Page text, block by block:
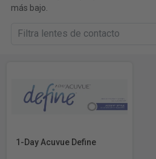
más bajo.
1-Day Acuvue Define